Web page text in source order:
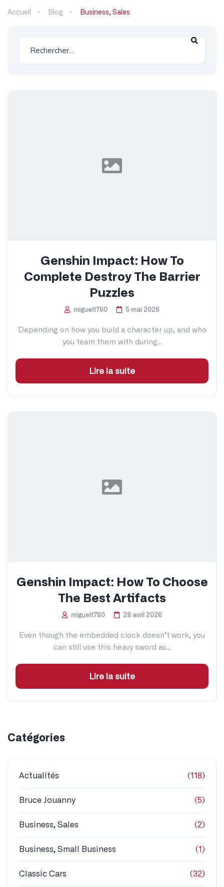
Accueil Blog Business, Sales
Genshin Impact: How To
Complete Destroy The Barrier
Puzzles
miguelt780 5 mai 2026
Depending on how you build a character up, and who
you team them with during...
Lire la suite
Genshin Impact: How To Choose
The Best Artifacts
miguelt780 28 avril 2026
Even though the embedded clock doesn’t work, you
can still use this heavy sword as...
Lire la suite
Catégories
Actualités (118)
Bruce Jouanny (5)
Business, Sales (2)
Business, Small Business (1)
Classic Cars (32)